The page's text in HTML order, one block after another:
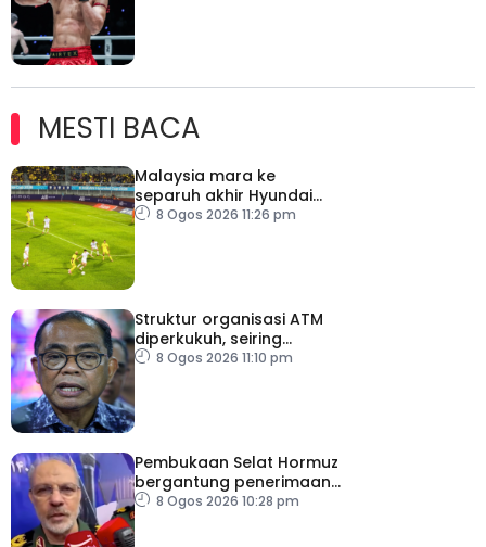
MESTI BACA
Malaysia mara ke
separuh akhir Hyundai
ASEAN Cup
8 Ogos 2026 11:26 pm
Struktur organisasi ATM
diperkukuh, seiring
pemodenan aset
8 Ogos 2026 11:10 pm
Pembukaan Selat Hormuz
bergantung penerimaan
AS – IRGC
8 Ogos 2026 10:28 pm